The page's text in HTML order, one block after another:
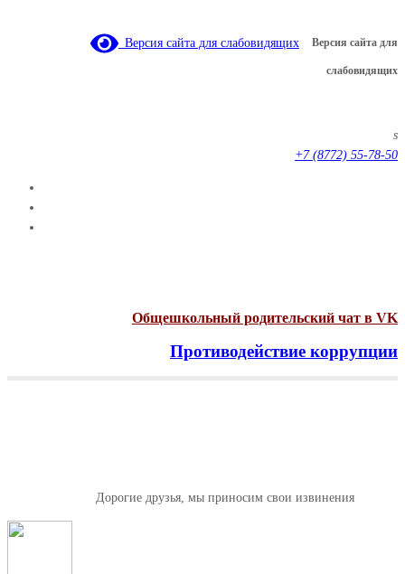
Версия сайта для слабовидящих Версия сайта для
слабовидящих
s
+7 (8772) 55-78-50
Общешкольный родительский чат в VK
Противодействие коррупции
Дорогие друзья, мы приносим свои извинения